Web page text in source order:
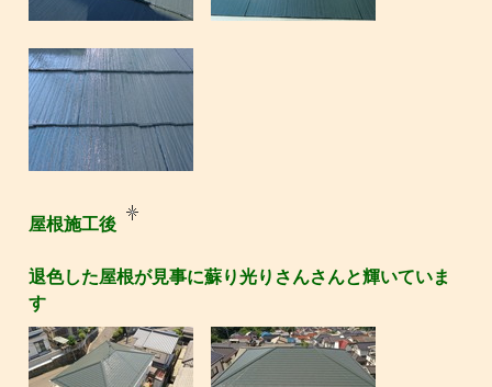
屋根施工後
退色した屋根が見事に蘇り光りさんさんと輝いていま
す